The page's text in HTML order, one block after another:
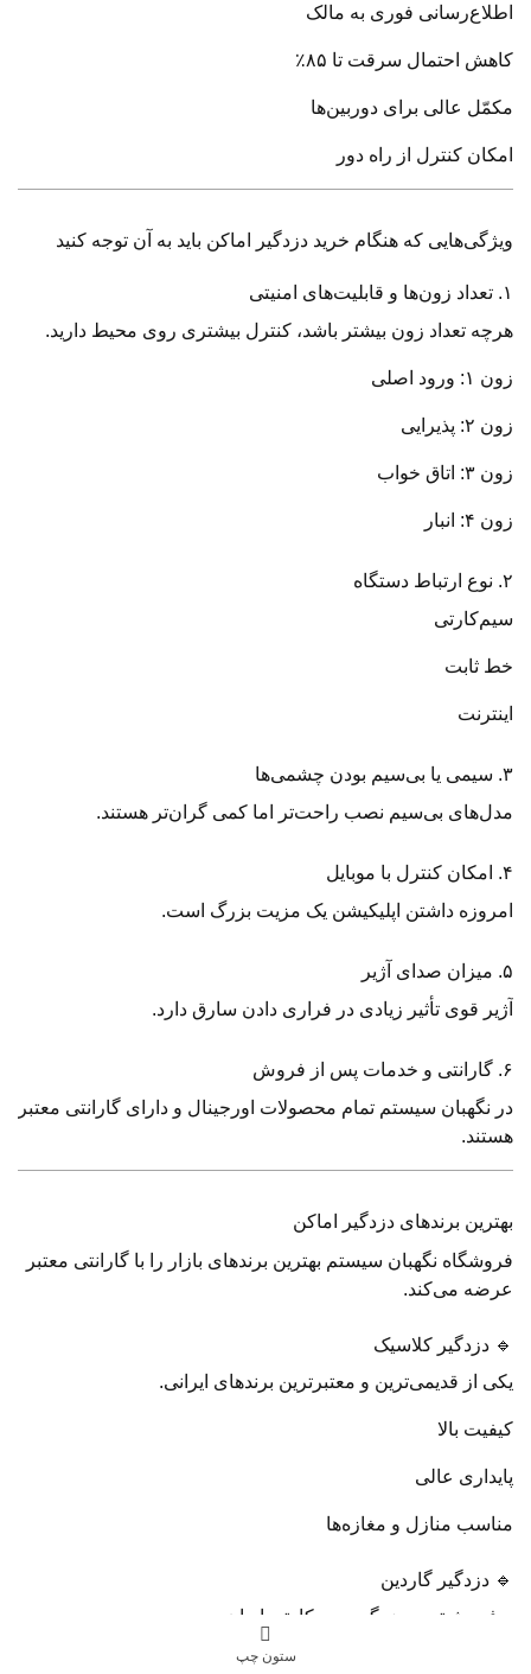
اطلاع‌رسانی فوری به مالک
کاهش احتمال سرقت تا ۸۵٪
مکمّل عالی برای دوربین‌ها
امکان کنترل از راه دور
ویژگی‌هایی که هنگام خرید دزدگیر اماکن باید به آن توجه کنید
۱. تعداد زون‌ها و قابلیت‌های امنیتی
هرچه تعداد زون بیشتر باشد، کنترل بیشتری روی محیط دارید.
زون ۱: ورود اصلی
زون ۲: پذیرایی
زون ۳: اتاق خواب
زون ۴: انبار
۲. نوع ارتباط دستگاه
سیم‌کارتی
خط ثابت
اینترنت
۳. سیمی یا بی‌سیم بودن چشمی‌ها
مدل‌های بی‌سیم نصب راحت‌تر اما کمی گران‌تر هستند.
۴. امکان کنترل با موبایل
امروزه داشتن اپلیکیشن یک مزیت بزرگ است.
۵. میزان صدای آژیر
آژیر قوی تأثیر زیادی در فراری دادن سارق دارد.
۶. گارانتی و خدمات پس از فروش
در نگهبان سیستم تمام محصولات اورجینال و دارای گارانتی معتبر
هستند.
بهترین برندهای دزدگیر اماکن
فروشگاه نگهبان سیستم بهترین برندهای بازار را با گارانتی معتبر
عرضه می‌کند.
🔹 دزدگیر کلاسیک
یکی از قدیمی‌ترین و معتبرترین برندهای ایرانی.
کیفیت بالا
پایداری عالی
مناسب منازل و مغازه‌ها
🔹 دزدگیر گاردین
پرفروش‌ترین دزدگیر سیم‌کارتی ایران.
ستون چپ